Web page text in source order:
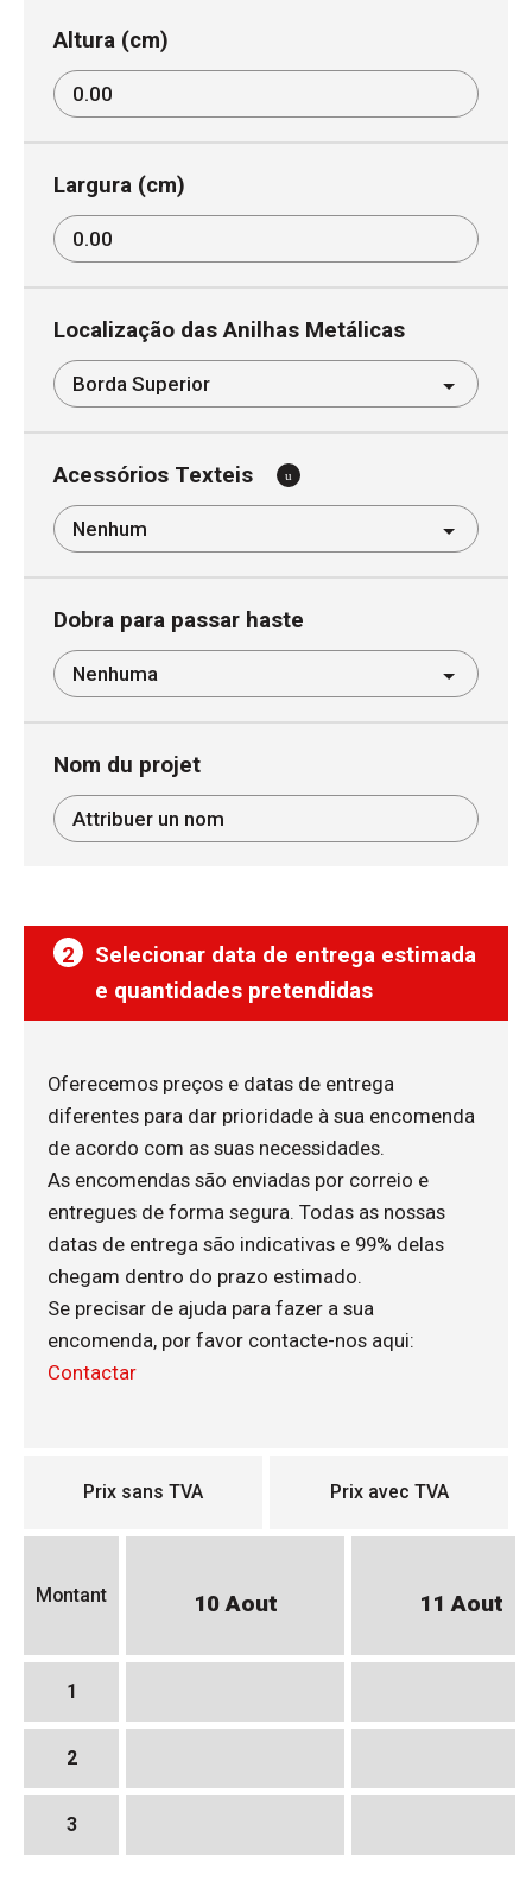
Altura (cm)
Largura (cm)
Localização das Anilhas Metálicas
Acessórios Texteis
Dobra para passar haste
Nom du projet
2
Selecionar data de entrega estimada
e quantidades pretendidas
Oferecemos preços e datas de entrega
diferentes para dar prioridade à sua encomenda
de acordo com as suas necessidades.
As encomendas são enviadas por correio e
entregues de forma segura. Todas as nossas
datas de entrega são indicativas e 99% delas
chegam dentro do prazo estimado.
Se precisar de ajuda para fazer a sua
encomenda, por favor contacte-nos aqui:
Contactar
Prix sans TVA Prix avec TVA
Montant 10 Aout 11 Aout
1
2
3